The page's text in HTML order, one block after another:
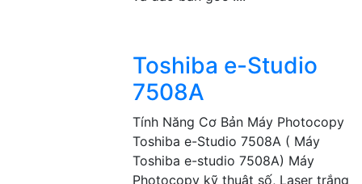
Toshiba e-Studio
7508A
Tính Năng Cơ Bản Máy Photocopy
Toshiba e-Studio 7508A ( Máy
Toshiba e-studio 7508A) Máy
Photocopy kỹ thuật số, Laser trắng